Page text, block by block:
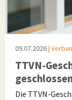
09.07.2026|
TTVN-
Die TTVN-